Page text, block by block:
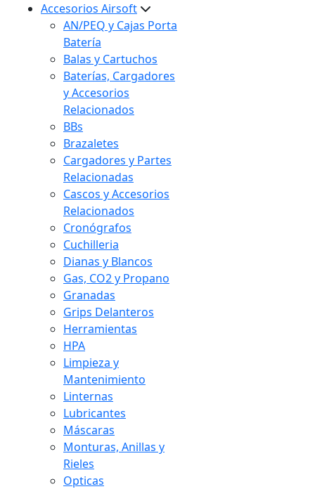
Accesorios Airsoft
AN/PEQ y Cajas Porta
Batería
Balas y Cartuchos
Baterías, Cargadores
y Accesorios
Relacionados
BBs
Brazaletes
Cargadores y Partes
Relacionadas
Cascos y Accesorios
Relacionados
Cronógrafos
Cuchilleria
Dianas y Blancos
Gas, CO2 y Propano
Granadas
Grips Delanteros
Herramientas
HPA
Limpieza y
Mantenimiento
Linternas
Lubricantes
Máscaras
Monturas, Anillas y
Rieles
Opticas